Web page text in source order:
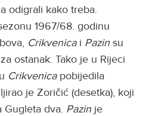
odigrali kako treba.
1967/68. godinu
Crikvenicai Pazinsu
ostanak. Tako je u Rijeci
Crikvenicapobijedila
je Zoričić (desetka), koji
Gugleta dva. Pazin je